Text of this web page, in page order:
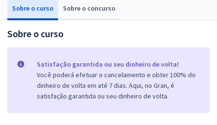
Sobre o curso Sobre o concurso
Sobre o curso
Satisfação garantida ou seu dinheiro de volta!
Você poderá efetuar o cancelamento e obter 100% do
dinheiro de volta em até 7 dias. Aqui, no Gran, é
satisfação garantida ou seu dinheiro de volta.